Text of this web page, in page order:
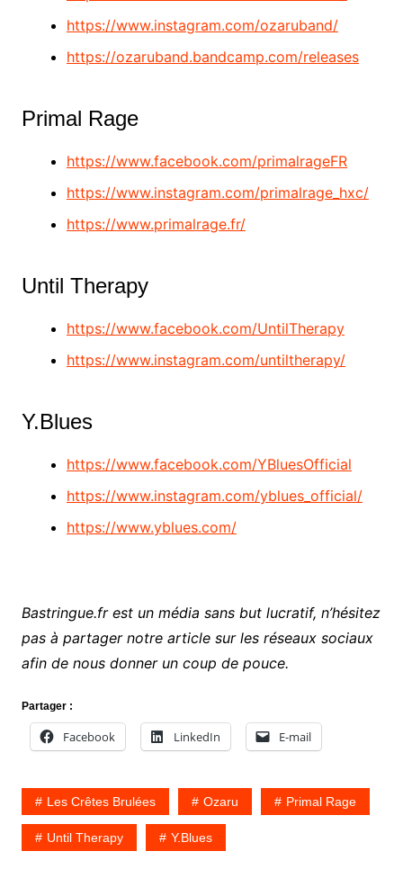
https://www.instagram.com/ozaruband/
https://ozaruband.bandcamp.com/releases
Primal Rage
https://www.facebook.com/primalrageFR
https://www.instagram.com/primalrage_hxc/
https://www.primalrage.fr/
Until Therapy
https://www.facebook.com/UntilTherapy
https://www.instagram.com/untiltherapy/
Y.Blues
https://www.facebook.com/YBluesOfficial
https://www.instagram.com/yblues_official/
https://www.yblues.com/
Bastringue.fr est un média sans but lucratif, n’hésitez
pas à partager notre article sur les réseaux sociaux
afin de nous donner un coup de pouce.
Partager :
Facebook LinkedIn E-mail
Les Crêtes Brulées Ozaru Primal Rage
Until Therapy Y.Blues